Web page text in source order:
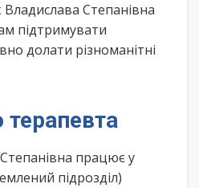
Степанівна
підтримувати
долати різноманітні
працює у
підрозділ)